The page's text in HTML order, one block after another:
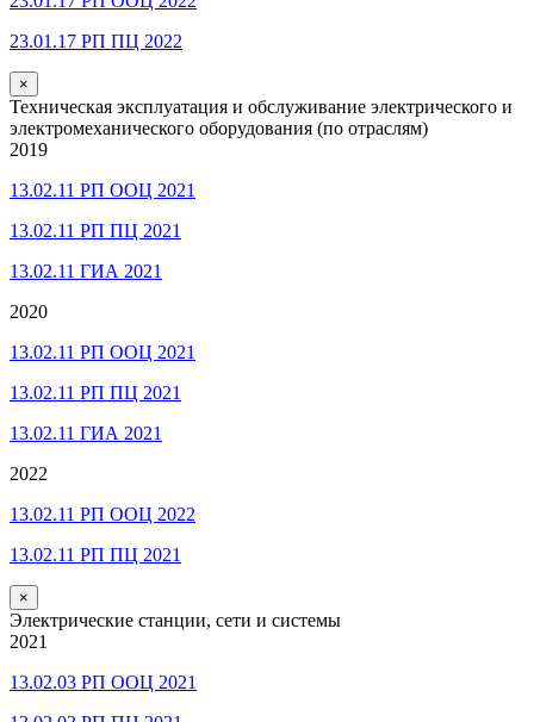
23.01.17 РП ПЦ 2022
×
Техническая эксплуатация и обслуживание электрического и
электромеханического оборудования (по отраслям)
2019
13.02.11 РП ООЦ 2021
13.02.11 РП ПЦ 2021
13.02.11 ГИА 2021
2020
13.02.11 РП ООЦ 2021
13.02.11 РП ПЦ 2021
13.02.11 ГИА 2021
2022
13.02.11 РП ООЦ 2022
13.02.11 РП ПЦ 2021
×
Электрические станции, сети и системы
2021
13.02.03 РП ООЦ 2021